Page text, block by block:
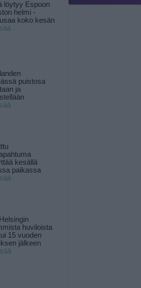
löytyy Espoon
helmi -
koko kesän
puistosa
ja
kesällä
paikassa
huviloista
15 vuoden
jälkeen